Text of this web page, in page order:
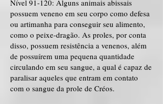
Nível 91-120: Alguns animais abissais
possuem veneno em seu corpo como defesa
ou artimanha para conseguir seu alimento,
como o peixe-dragão. As proles, por conta
disso, possuem resistência a venenos, além
de possuírem uma pequena quantidade
circulando em seu sangue, a qual é capaz de
paralisar aqueles que entram em contato
com o sangue da prole de Créos.